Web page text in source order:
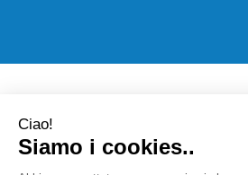
Farmacia Città D'Europa Dr.
d'Europa, 700 00144
info@farmace.it|Tel.: 065290252
|